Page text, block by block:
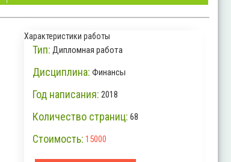
Характеристики работы
Тип: Дипломная работа
Дисциплина: Финансы
Год написания: 2018
Количество страниц: 68
Стоимость: 15000